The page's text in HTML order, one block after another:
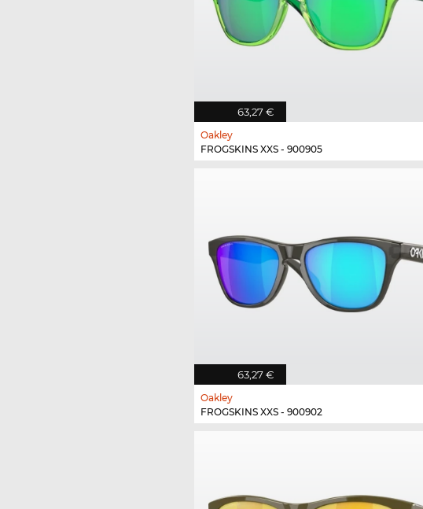
63,27 €
Oakley
FROGSKINS XXS - 900905
63,27 €
Oakley
FROGSKINS XXS - 900902